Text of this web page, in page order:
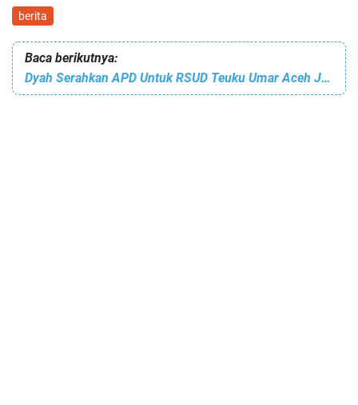
berita
Baca berikutnya:
Dyah Serahkan APD Untuk RSUD Teuku Umar Aceh Jaya